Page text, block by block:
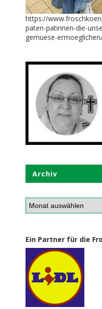
https://
paten-patinnen-die-
gemuese-
Archiv
Ein Partner für die